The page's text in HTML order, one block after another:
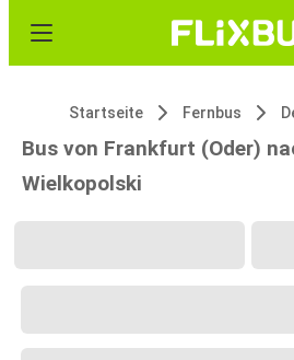
Startseite Fernbus
Bus von Frankfurt (Oder)
Wielkopolski